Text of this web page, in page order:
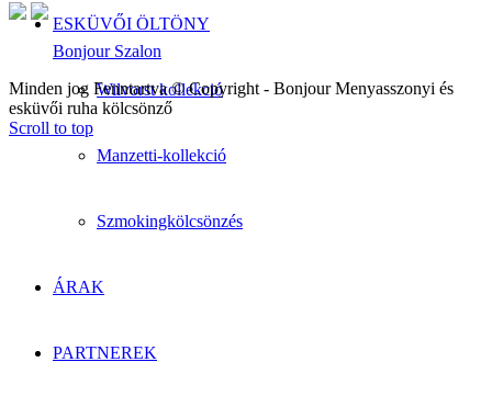
ESKÜVŐI ÖLTÖNY
Wilvorst kollekció
Manzetti-kollekció
Szmokingkölcsönzés
ÁRAK
PARTNEREK
Bonjour Szalon
Minden jog Fenntartva © Copyright - Bonjour Menyasszonyi és
esküvői ruha kölcsönző
Scroll to top